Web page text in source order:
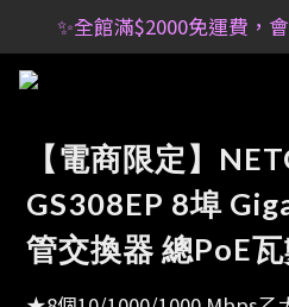
✨全館滿$2000免運費，
【電商限定】
GS308EP 8埠
管交換器 總PoE